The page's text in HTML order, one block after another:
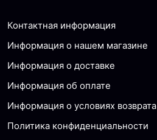
Контактная информация
Информация о нашем магазине
Информация о доставке
Информация об оплате
Информация о условиях возврата
Политика конфиденциальности